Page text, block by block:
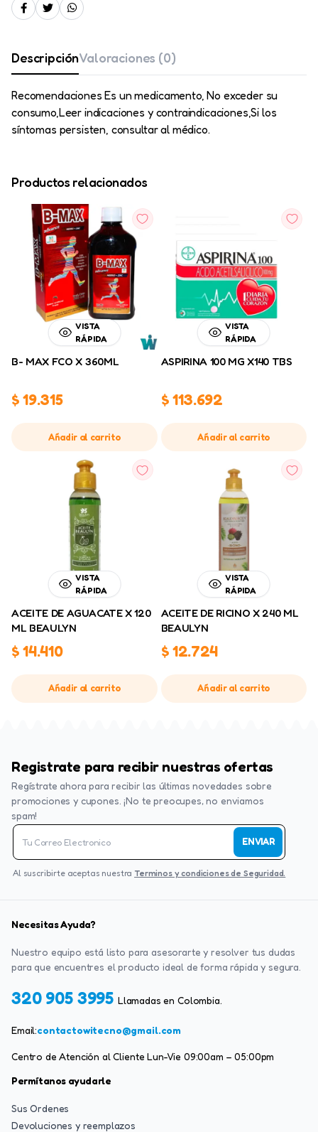
DescripciónValoraciones (0)
Recomendaciones Es un medicamento, No exceder su
consumo,Leer indicaciones y contraindicaciones,Si los
síntomas persisten, consultar al médico.
Productos relacionados
VISTA
RÁPIDA
B- MAX FCO X 360ML
$19.315
Añadir al carrito
VISTA
RÁPIDA
ASPIRINA 100 MG X140 TBS
$113.692
Añadir al carrito
VISTA
RÁPIDA
ACEITE DE AGUACATE X 120
ML BEAULYN
$14.410
Añadir al carrito
VISTA
RÁPIDA
ACEITE DE RICINO X 240 ML
BEAULYN
$12.724
Añadir al carrito
Registrate para recibir nuestras ofertas
Regístrate ahora para recibir las últimas novedades sobre
promociones y cupones. ¡No te preocupes, no enviamos
spam!
ENVIAR
Al suscribirte aceptas nuestra Terminos y condiciones de Seguridad.
Necesitas Ayuda?
Nuestro equipo está listo para asesorarte y resolver tus dudas
para que encuentres el producto ideal de forma rápida y segura.
320 905 3995 Llamadas en Colombia.
Email:contactowitecno@gmail.com
Centro de Atención al Cliente Lun-Vie 09:00am – 05:00pm
Permítanos ayudarle
Sus Ordenes
Devoluciones y reemplazos